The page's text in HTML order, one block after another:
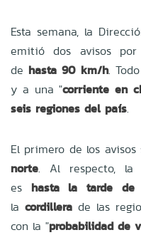
Esta semana, la
emitió dos avisos
de hasta 90 km/h.
y a una "corriente en
seis regiones del país.
El primero de los
norte. Al respecto, la
es
hasta la tarde
la cordillera de las
con la "probabilidad de